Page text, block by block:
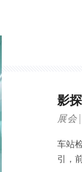
影
展会
车站
引，